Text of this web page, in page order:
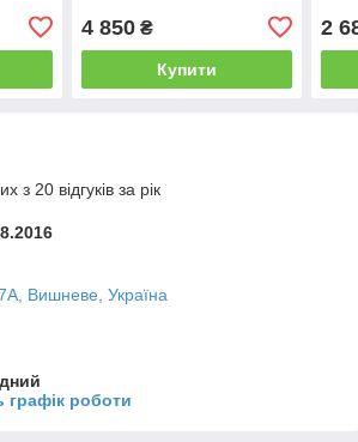
4 850₴
Купити
2
з 20 відгуків за рік
Вишневе, Україна
графік роботи